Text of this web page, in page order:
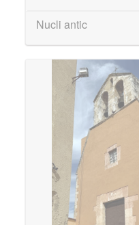
Nucli antic